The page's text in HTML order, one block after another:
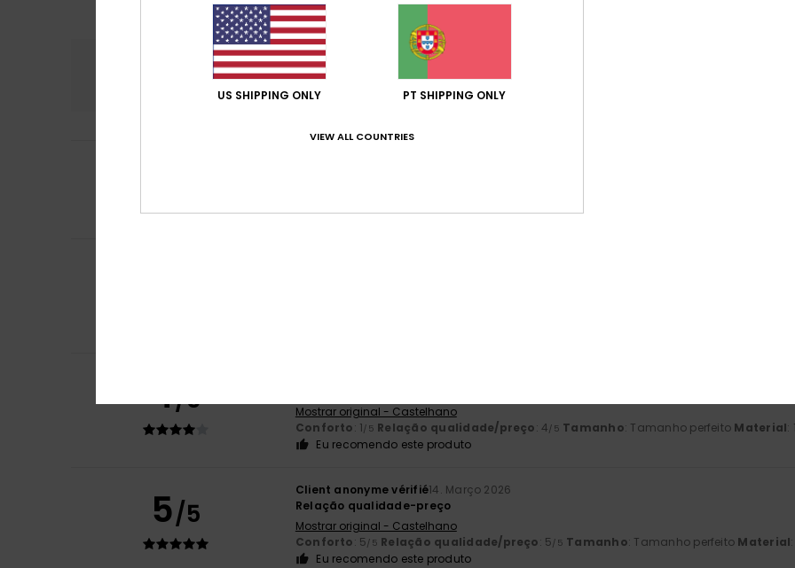
Conforto
3.8
Relação qualidade/preço
4.4
Conforto: 5/5 Relação qualidade/preço: 5/5 Tamanho
4/5
Mostrar original - Castelhano
Conforto: 1/5 Relação qualidade/preço: 4/5 Tamanho: Tamanho perfeito Material: 1
Eu recomendo este produto
5/5
Client anonyme vérifié14. Março 2026
Relação qualidade-preço
Mostrar original - Castelhano
Conforto: 5/5 Relação qualidade/preço: 5/5 Tamanho: Tamanho perfeito Material
Eu recomendo este produto
US SHIPPING ONLY PT SHIPPING ONLY
VIEW ALL COUNTRIES